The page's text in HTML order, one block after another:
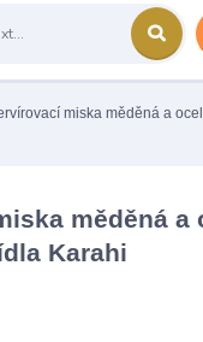
miska měděná a
měděná a
Karahi